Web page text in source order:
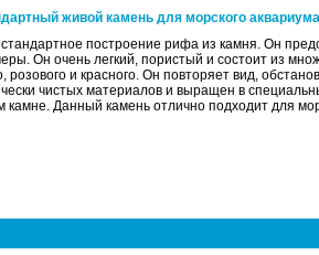
живой камень для морского аквариума
построение рифа из камня. Он
Он очень легкий, пористый и состоит из
розового и красного. Он повторяет вид,
чистых материалов и выращен в
камне. Данный камень отлично подходит для